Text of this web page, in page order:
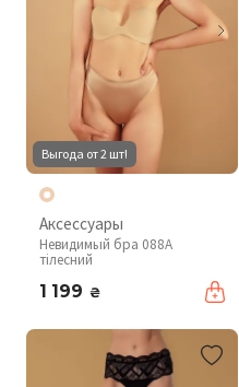
Выгода от 2 шт!
Аксессуары
Невидимый бра 088A
тілесний
1 199 ₴